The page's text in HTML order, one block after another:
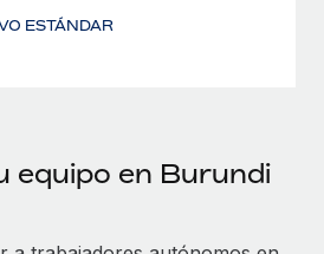
ESTÁNDAR
equipo en Burundi